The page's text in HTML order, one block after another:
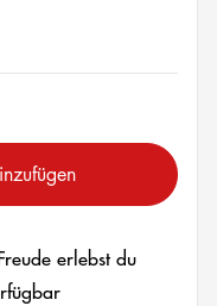
erlebst du